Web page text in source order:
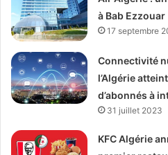
à Bab Ezzouar
17 septembre
Connectivité
l’Algérie
d’abonnés à
31 juillet 2023
KFC Algérie